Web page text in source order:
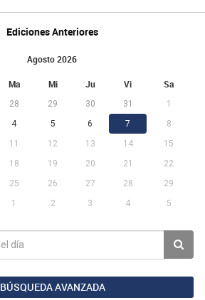
Ediciones Anteriores
Agosto 2026
Ma Mi Ju Vi Sa
28 29 30 31
1
4 5 6 7
8
11 12 13 14
15
18 19 20 21
22
25 26 27 28
29
1 2 3 4 5
BÚSQUEDA AVANZADA